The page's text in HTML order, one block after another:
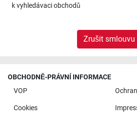
kvyhledávaci obchodů
Zrušit smlouvu
OBCHODNĚ-PRÁVNÍ INFORMACE
VOP
Cookies